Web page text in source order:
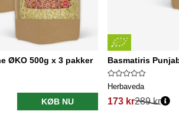
ØKO 500g x 3 pakker
KØB NU
Basmatiris
Herbaveda
173 kr289 kr